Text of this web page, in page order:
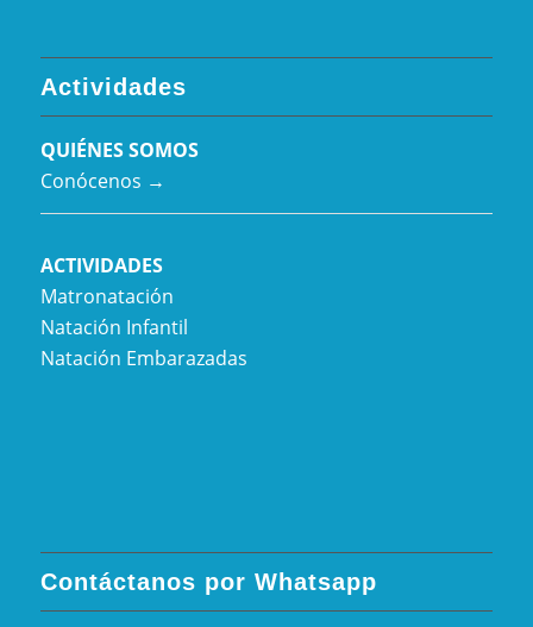
Actividades
QUIÉNES SOMOS
Conócenos →
ACTIVIDADES
Matronatación
Natación Infantil
Natación Embarazadas
Contáctanos por Whatsapp